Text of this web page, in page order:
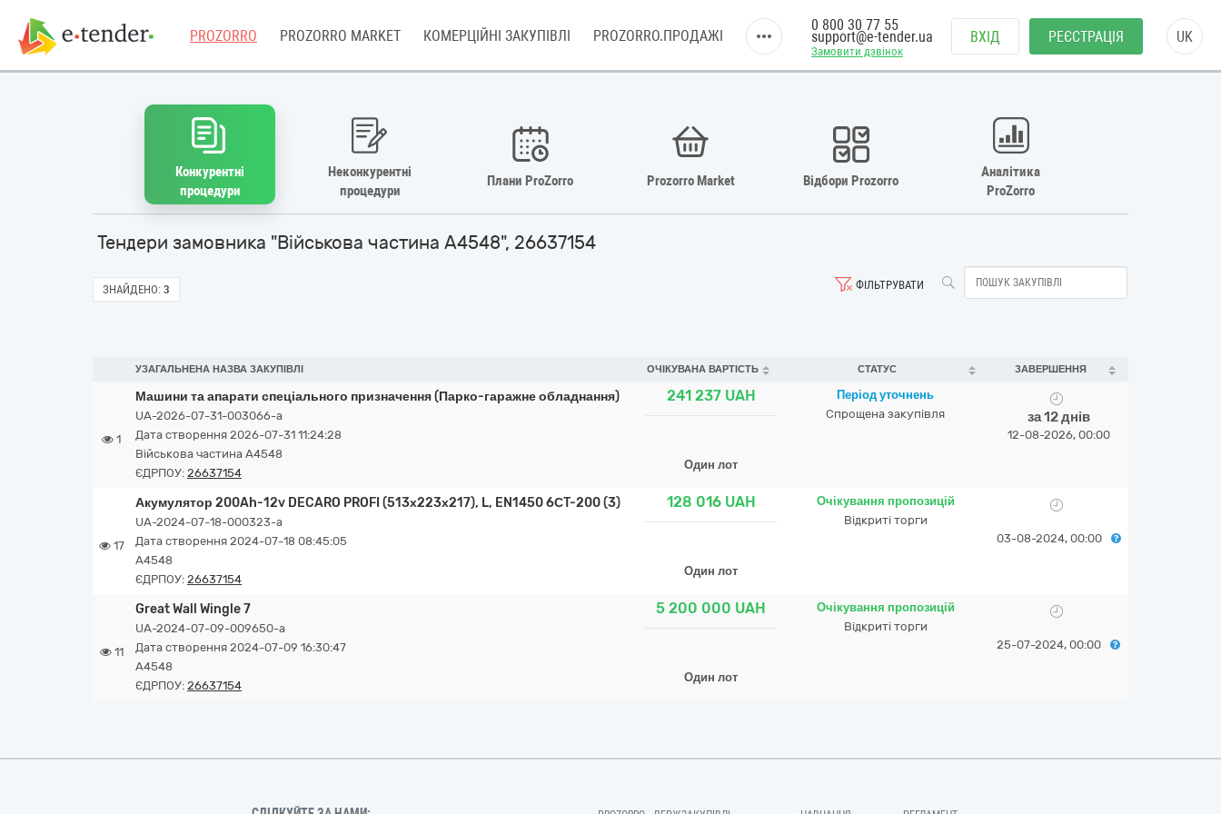
PROZORRO PROZORRO MARKET КОМЕРЦІЙНІ ЗАКУПІВЛІ PROZORRO.ПРОДАЖІ
Замовити дзвінок
0 800 30 77 55
support@e-tender.ua ВХІД РЕЄСТРАЦІЯ UK
Конкурентні
процедури
Неконкурентні
процедури
Плани ProZorro Prozorro Market Відбори Prozorro
Аналітика
ProZorro
Тендери замовника "Військова частина А4548", 26637154
ФІЛЬТРУВАТИ
ЗНАЙДЕНО: 3
УЗАГАЛЬНЕНА НАЗВА ЗАКУПІВЛІ ОЧІКУВАНА ВАРТІСТЬ СТАТУС ЗАВЕРШЕННЯ
1
Машини та апарати спеціального призначення (Парко-гаражне обладнання)
UA-2026-07-31-003066-a
Дата створення 2026-07-31 11:24:28
Військова частина А4548
ЄДРПОУ: 26637154
241 237 UAH
Один лот
Період уточнень
Спрощена закупівля
за 12 днів
12-08-2026, 00:00
17
Акумулятор 200Ah-12v DECARO PROFI (513х223х217), L, EN1450 6СT-200 (3)
UA-2024-07-18-000323-a
Дата створення 2024-07-18 08:45:05
А4548
ЄДРПОУ: 26637154
128 016 UAH
Один лот
Очікування пропозицій
Відкриті торги
03-08-2024, 00:00
11
Great Wall Wingle 7
UA-2024-07-09-009650-a
Дата створення 2024-07-09 16:30:47
А4548
ЄДРПОУ: 26637154
5 200 000 UAH
Один лот
Очікування пропозицій
Відкриті торги
25-07-2024, 00:00